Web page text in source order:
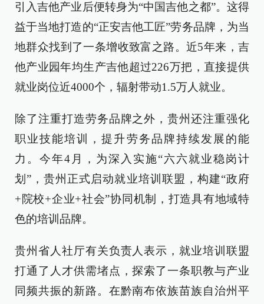
引入吉他产业后便转身为“中国吉他之都”。这得
益于当地打造的“正安吉他工匠”劳务品牌，为当
地群众找到了一条增收致富之路。近5年来，吉
他产业园年均生产吉他超过226万把，直接提供
就业岗位近4000个，辐射带动1.5万人就业。
除了注重打造劳务品牌之外，贵州还注重强化
职业技能培训，提升劳务品牌持续发展的能
力。今年4月，为深入实施“六六就业稳岗计
划”，贵州正式启动就业培训联盟，构建“政府
+院校+企业+社会”协同机制，打造具有地域特
色的培训品牌。
贵州省人社厅有关负责人表示，就业培训联盟
打通了人才供需堵点，探索了一条职教与产业
同频共振的新路。在黔南布依族苗族自治州平